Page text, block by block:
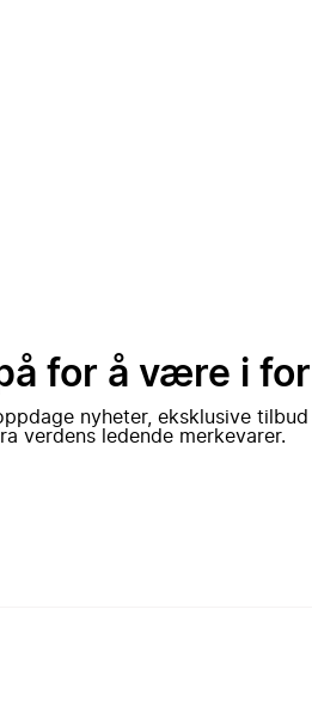
for å være i
nyheter, eksklusive tilbud
verdens ledende merkevarer.